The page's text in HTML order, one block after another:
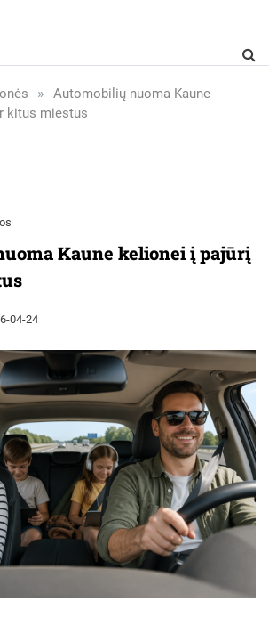
»
Automobilių nuoma Kaune
kitus miestus
Kaune kelionei į pajūrį
04-24